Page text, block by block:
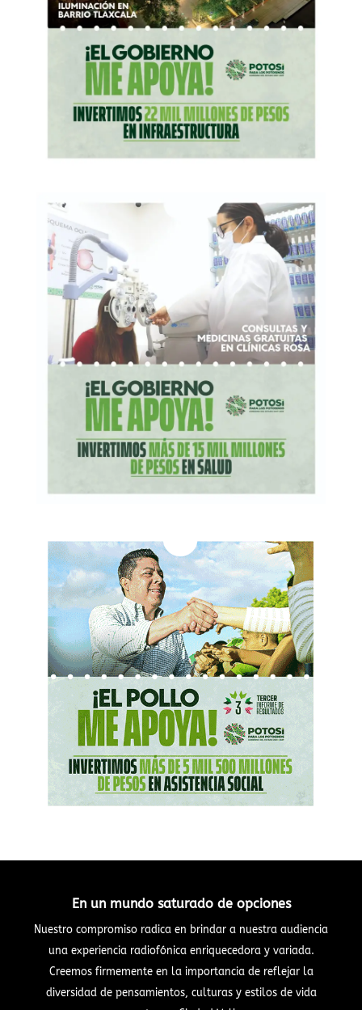
En un mundo saturado de opciones
Nuestro compromiso radica en brindar a nuestra audiencia
una experiencia radiofónica enriquecedora y variada.
Creemos firmemente en la importancia de reflejar la
diversidad de pensamientos, culturas y estilos de vida